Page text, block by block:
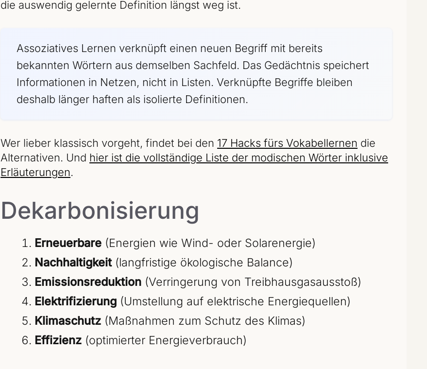
die auswendig gelernte Definition längst weg ist.
Assoziatives Lernen verknüpft einen neuen Begriff mit bereits
bekannten Wörtern aus demselben Sachfeld. Das Gedächtnis speichert
Informationen in Netzen, nicht in Listen. Verknüpfte Begriffe bleiben
deshalb länger haften als isolierte Definitionen.
Wer lieber klassisch vorgeht, findet bei den 17 Hacks fürs Vokabellernen die
Alternativen. Und hier ist die vollständige Liste der modischen Wörter inklusive
Erläuterungen.
Dekarbonisierung
Erneuerbare(Energien wie Wind- oder Solarenergie)
Nachhaltigkeit(langfristige ökologische Balance)
Emissionsreduktion(Verringerung von Treibhausgasausstoß)
Elektrifizierung(Umstellung auf elektrische Energiequellen)
Klimaschutz(Maßnahmen zum Schutz des Klimas)
Effizienz(optimierter Energieverbrauch)